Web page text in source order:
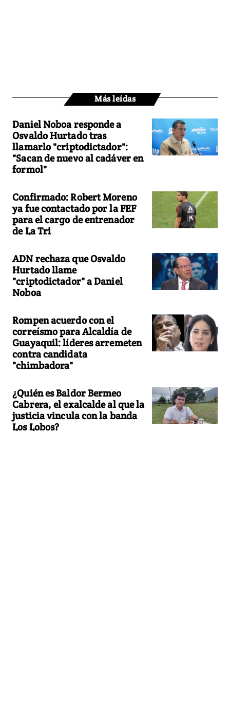
Más leídas
Daniel Noboa responde a
Osvaldo Hurtado tras
llamarlo "criptodictador":
"Sacan de nuevo al cadáver en
formol"
Confirmado: Robert Moreno
ya fue contactado por la FEF
para el cargo de entrenador
de La Tri
ADN rechaza que Osvaldo
Hurtado llame
"criptodictador" a Daniel
Noboa
Rompen acuerdo con el
correísmo para Alcaldía de
Guayaquil: líderes arremeten
contra candidata
"chimbadora"
¿Quién es Baldor Bermeo
Cabrera, el exalcalde al que la
justicia vincula con la banda
Los Lobos?